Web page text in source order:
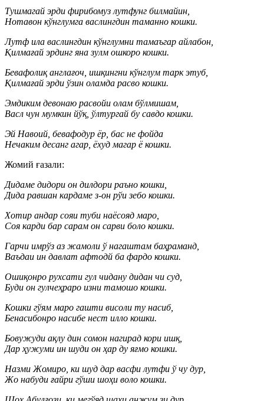
Тушмагай эрди фирибомуз лутфунг билмайин,
Нотавон кўнглумга васлингдин таманно кошки.
Лутф ила васлингдин кўнглумни тамаъгар айлабон,
Қилмағай эрдинг яна зулм ошкоро кошки.
Бевафолиқ англағоч, ишқингни кўнглум тарк этуб,
Қилмағай эрди ўзин оламда расво кошки.
Эмдиким девонаю расвойи олам бўлмишам,
Васл чун мумкин йўқ, ўлтургай бу савдо кошки.
Эй Навоий, бевафодур ёр, бас не фойда
Нечаким десанг агар, ёхуд магар ё кошки.
Жомий ғазали:
Дидаме дидори он дилдори раъно кошки,
Дида равшан кардаме з-он рўи зебо кошки.
Хотир андар сояи туби наёсояд маро,
Соя карди бар сарам он сарви боло кошки.
Гарчи имрўз аз жамоли ў нагаштам баҳраманд,
Ваъдаи ин давлат афтодй ба фардо кошки.
Ошиқонро рухсати гул чидану дидан чи суд,
Буди он гулчеҳраро изни тамошо кошки.
Кошки гўям маро гашти висоли ту насиб,
Бенасибонро насибе нест илло кошки.
Бовужуди ақлу дин сомон нагирад кори ишқ,
Дар ҳужуми ин шуди он ҳар ду яғмо кошки.
Назми Жомиро, ки шуд дар васфи лутфи ў чу дур,
Жо набуди ғайри гўши шоҳи воло кошки.